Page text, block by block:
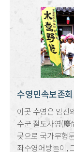
수영민속보존회
이곳 수영은 임
수군 절도사영(
곳으로 국가무형
좌수영어방놀이,